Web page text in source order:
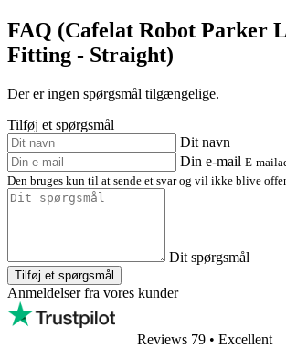
FAQ (Cafelat Robot Parker
Fitting - Straight)
Der er ingen spørgsmål tilgængelige.
Tilføj et spørgsmål
Dit navn
Din e-mail E-
Den bruges kun til at sende et svar og vil ikke blive
Dit spørgsmål
Tilføj et spørgsmål
Anmeldelser fra vores kunder
Reviews 79 • Excellent